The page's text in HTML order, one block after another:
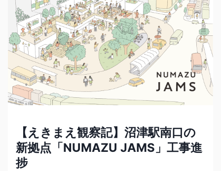
【えきまえ観察記】沼津駅南口の
新拠点「NUMAZU JAMS」工事進
捗